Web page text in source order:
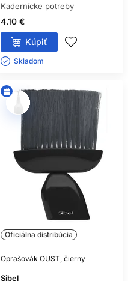
Kadernícke potreby
4.10 €
Kúpiť
Skladom ㅤ
Oficiálna distribúcia
Oprašovák OUST, čierny
Sibel